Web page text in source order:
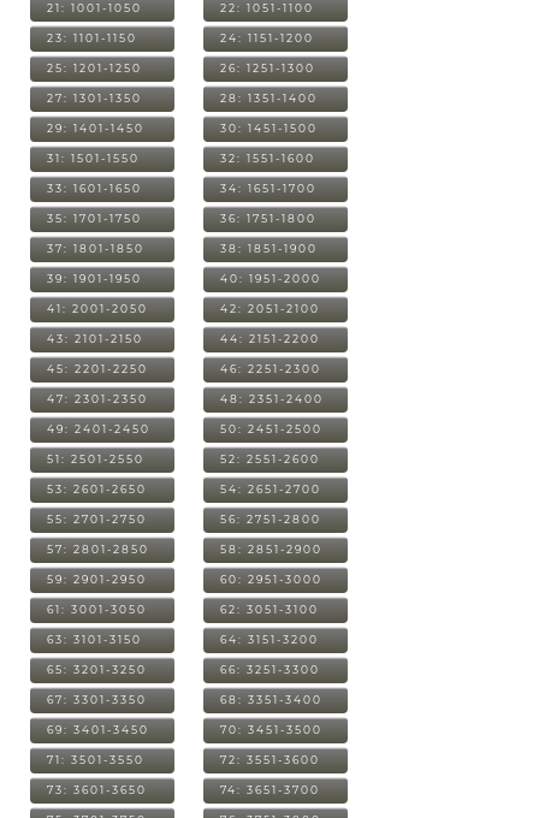
21: 1001-1050 22: 1051-1100
23: 1101-1150 24: 1151-1200
25: 1201-1250 26: 1251-1300
27: 1301-1350 28: 1351-1400
29: 1401-1450 30: 1451-1500
31: 1501-1550 32: 1551-1600
33: 1601-1650 34: 1651-1700
35: 1701-1750 36: 1751-1800
37: 1801-1850 38: 1851-1900
39: 1901-1950 40: 1951-2000
41: 2001-2050 42: 2051-2100
43: 2101-2150 44: 2151-2200
45: 2201-2250 46: 2251-2300
47: 2301-2350 48: 2351-2400
49: 2401-2450 50: 2451-2500
51: 2501-2550 52: 2551-2600
53: 2601-2650 54: 2651-2700
55: 2701-2750 56: 2751-2800
57: 2801-2850 58: 2851-2900
59: 2901-2950 60: 2951-3000
61: 3001-3050 62: 3051-3100
63: 3101-3150 64: 3151-3200
65: 3201-3250 66: 3251-3300
67: 3301-3350 68: 3351-3400
69: 3401-3450 70: 3451-3500
71: 3501-3550 72: 3551-3600
73: 3601-3650 74: 3651-3700